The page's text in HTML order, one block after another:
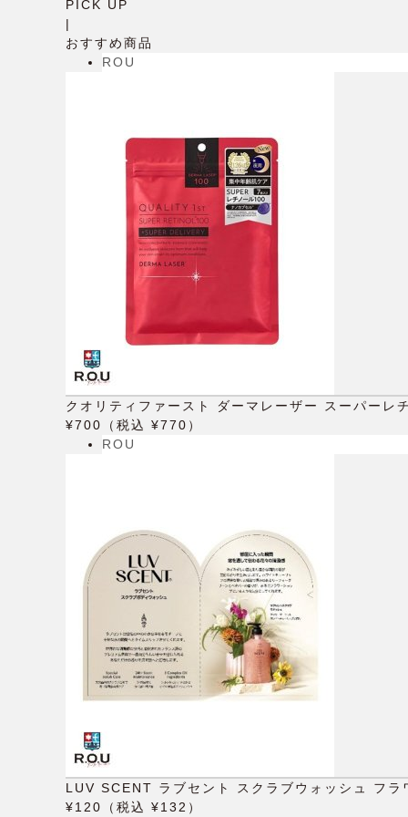
PICK UP
|
おすすめ商品
ROU
クオリティファースト ダーマレーザー スーパーレ
¥700（税込 ¥770）
ROU
LUV SCENT ラブセント スクラブウォッシュ フ
¥120（税込 ¥132）